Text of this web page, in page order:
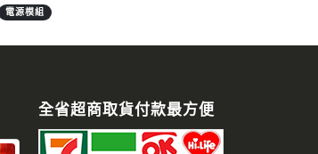
電源模組
全省超商取貨付款最方便